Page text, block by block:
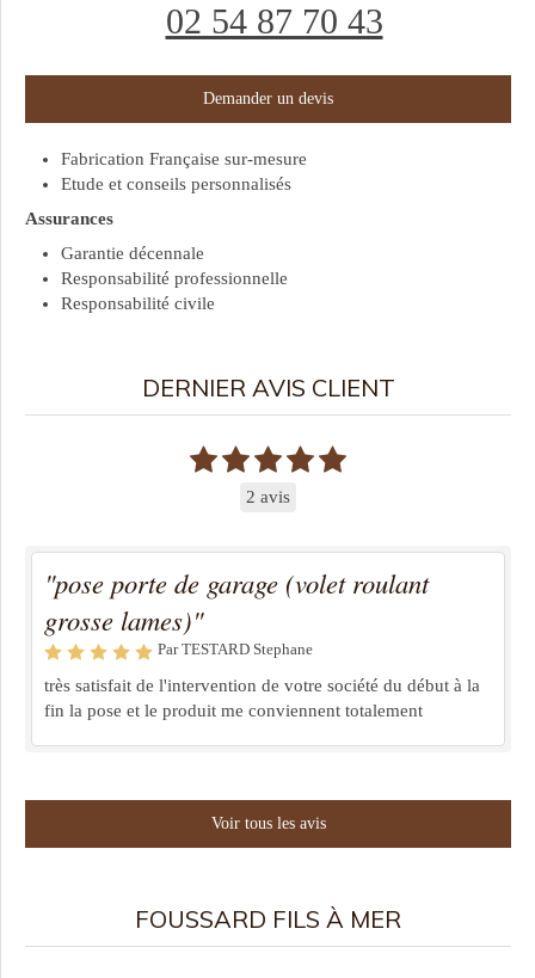
02 54 87 70 43
Demander un devis
Fabrication Française sur-mesure
Etude et conseils personnalisés
Assurances
Garantie décennale
Responsabilité professionnelle
Responsabilité civile
DERNIER AVIS CLIENT
2 avis
"pose porte de garage (volet roulant
grosse lames)"
Par TESTARD Stephane
très satisfait de l'intervention de votre société du début à la
fin la pose et le produit me conviennent totalement
Voir tous les avis
FOUSSARD FILS À MER